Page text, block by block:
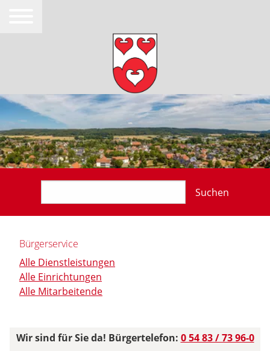
Suchen
Bürgerservice
Alle Dienstleistungen
Alle Einrichtungen
Alle Mitarbeitende
Wir sind für Sie da! Bürgertelefon: 0 54 83 / 73 96-0